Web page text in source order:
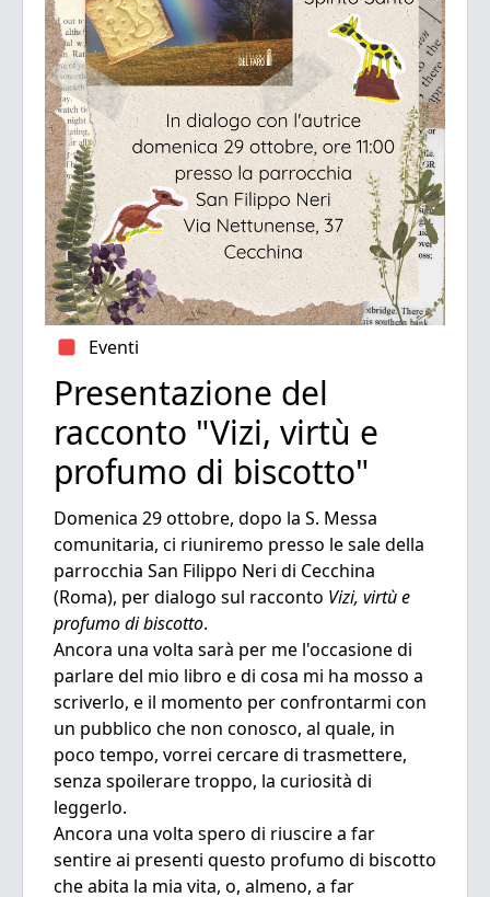
Eventi
Presentazione del
racconto "Vizi, virtù e
profumo di biscotto"
Domenica 29 ottobre, dopo la S. Messa
comunitaria, ci riuniremo presso le sale della
parrocchia San Filippo Neri di Cecchina
(Roma), per dialogo sul racconto Vizi, virtù e
profumo di biscotto.
Ancora una volta sarà per me l'occasione di
parlare del mio libro e di cosa mi ha mosso a
scriverlo, e il momento per confrontarmi con
un pubblico che non conosco, al quale, in
poco tempo, vorrei cercare di trasmettere,
senza spoilerare troppo, la curiosità di
leggerlo.
Ancora una volta spero di riuscire a far
sentire ai presenti questo profumo di biscotto
che abita la mia vita, o, almeno, a far